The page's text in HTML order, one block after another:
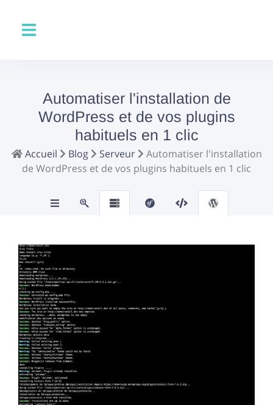
Automatiser l'installation de
WordPress et de vos plugins
habituels en 1 clic
Accueil Blog Serveur
Automatiser l'installation
de WordPress et de vos plugins habituels en 1 clic